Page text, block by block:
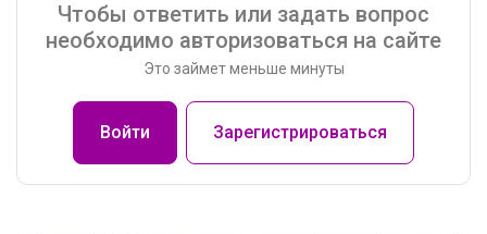
Чтобы ответить или задать вопрос
необходимо авторизоваться на сайте
Это займет меньше минуты
Войти Зарегистрироваться